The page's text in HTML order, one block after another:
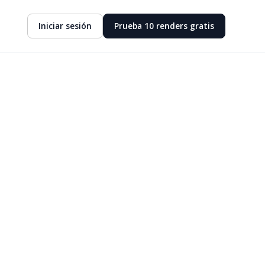
Iniciar sesión Prueba 10 renders gratis